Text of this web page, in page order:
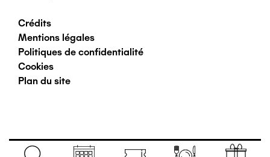
Pied
de
page
Crédits
Mentions légales
Politiques de confidentialité
Cookies
Plan du site